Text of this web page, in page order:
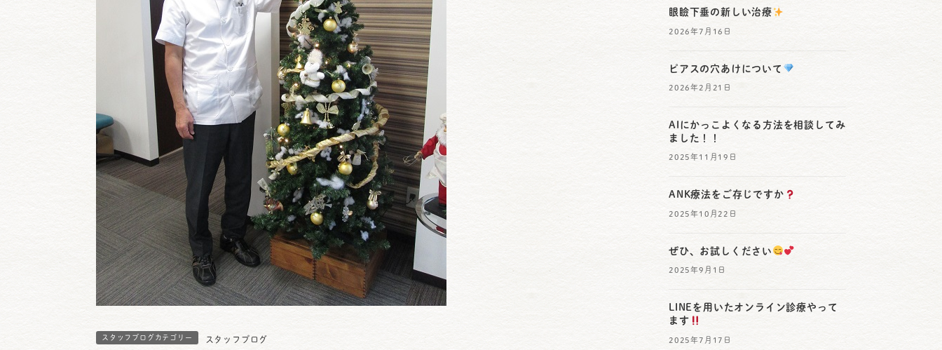
スタッフブログカテゴリー スタッフブログ
眼瞼下垂の新しい治療
2026年7月16日
ピアスの穴あけについて
2026年2月21日
AIにかっこよくなる方法を相談してみ
ました！！
2025年11月19日
ANK療法をご存じですか
2025年10月22日
ぜひ、お試しください
2025年9月1日
LINEを用いたオンライン診療やって
ます
2025年7月17日